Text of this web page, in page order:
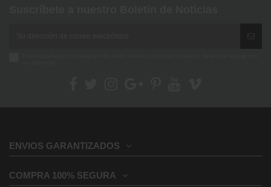
ENVIOS GARANTIZADOS
COMPRA 100% SEGURA